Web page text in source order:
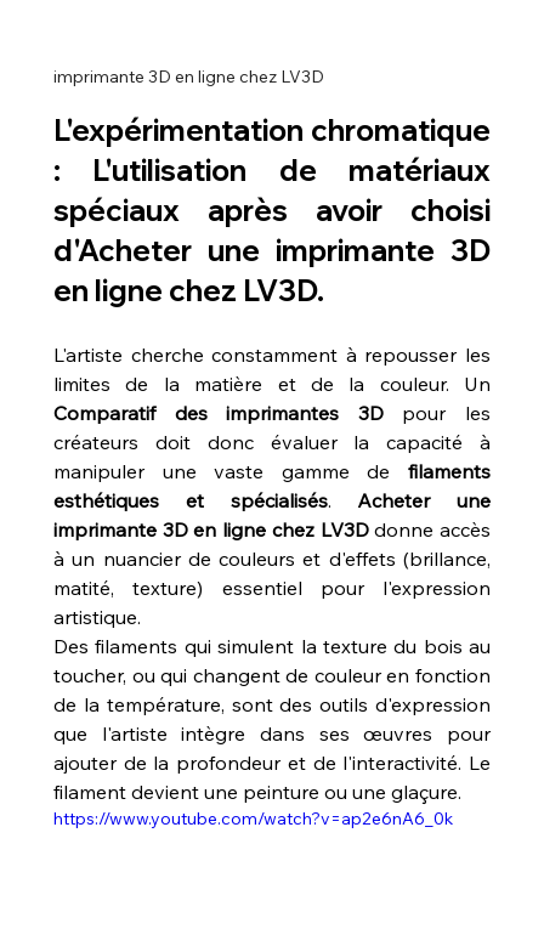
imprimante 3D en ligne chez LV3D
L'expérimentation chromatique
: L'utilisation de matériaux
spéciaux après avoir choisi
d'Acheter une imprimante 3D
en ligne chez LV3D.
L'artiste cherche constamment à repousser les
Comparatif des imprimantes 3D pour les
créateurs doit donc évaluer la capacité à
manipuler une vaste gamme de filaments
esthétiques et spécialisés. Acheter une
imprimante 3D en ligne chez LV3D donne accès
à un nuancier de couleurs et d'effets (brillance,
matité, texture) essentiel pour l'expression
artistique.
Des filaments qui simulent la texture du bois au
toucher, ou qui changent de couleur en fonction
de la température, sont des outils d'expression
que l'artiste intègre dans ses œuvres pour
ajouter de la profondeur et de l'interactivité. Le
filament devient une peinture ou une glaçure.
https://www.youtube.com/watch?v=ap2e6nA6_0k